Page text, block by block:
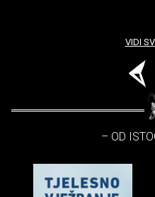
VIDI
– OD